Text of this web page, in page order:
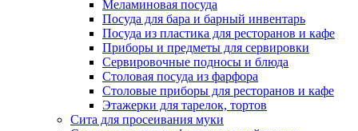
Меламиновая посуда
Посуда для бара и барный инвентарь
Посуда из пластика для ресторанов и кафе
Приборы и предметы для сервировки
Сервировочные подносы и блюда
Столовая посуда из фарфора
Столовые приборы для ресторанов и кафе
Этажерки для тарелок, тортов
Сита для просеивания муки